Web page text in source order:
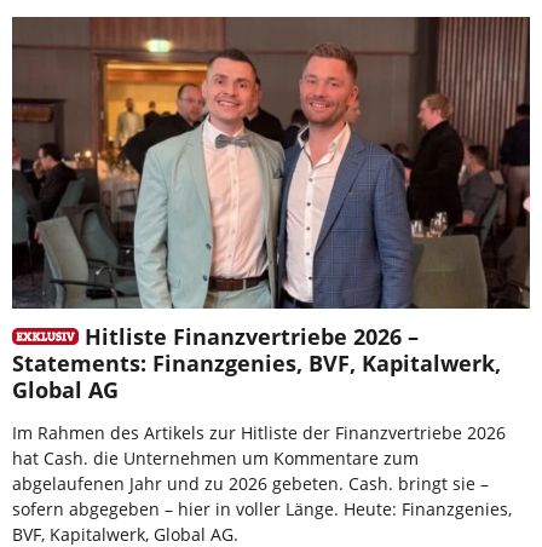
Hitliste Finanzvertriebe 2026 –
Statements: Finanzgenies, BVF, Kapitalwerk,
Global AG
Im Rahmen des Artikels zur Hitliste der Finanzvertriebe 2026
hat Cash. die Unternehmen um Kommentare zum
abgelaufenen Jahr und zu 2026 gebeten. Cash. bringt sie –
sofern abgegeben – hier in voller Länge. Heute: Finanzgenies,
BVF, Kapitalwerk, Global AG.